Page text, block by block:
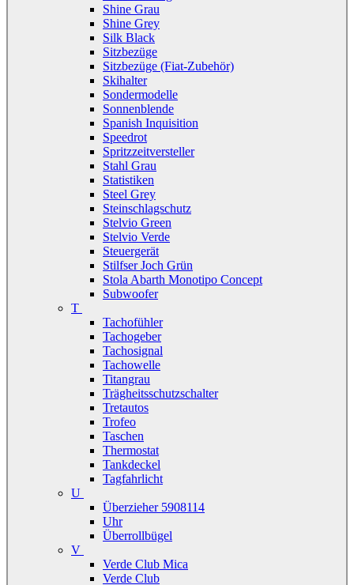
Shine Grau
Shine Grey
Silk Black
Sitzbezüge
Sitzbezüge (Fiat-Zubehör)
Skihalter
Sondermodelle
Sonnenblende
Spanish Inquisition
Speedrot
Spritzzeitversteller
Stahl Grau
Statistiken
Steel Grey
Steinschlagschutz
Stelvio Green
Stelvio Verde
Steuergerät
Stilfser Joch Grün
Stola Abarth Monotipo Concept
Subwoofer
T
Tachofühler
Tachogeber
Tachosignal
Tachowelle
Titangrau
Trägheitsschutzschalter
Tretautos
Trofeo
Taschen
Thermostat
Tankdeckel
Tagfahrlicht
U
Überzieher 5908114
Uhr
Überrollbügel
V
Verde Club Mica
Verde Club